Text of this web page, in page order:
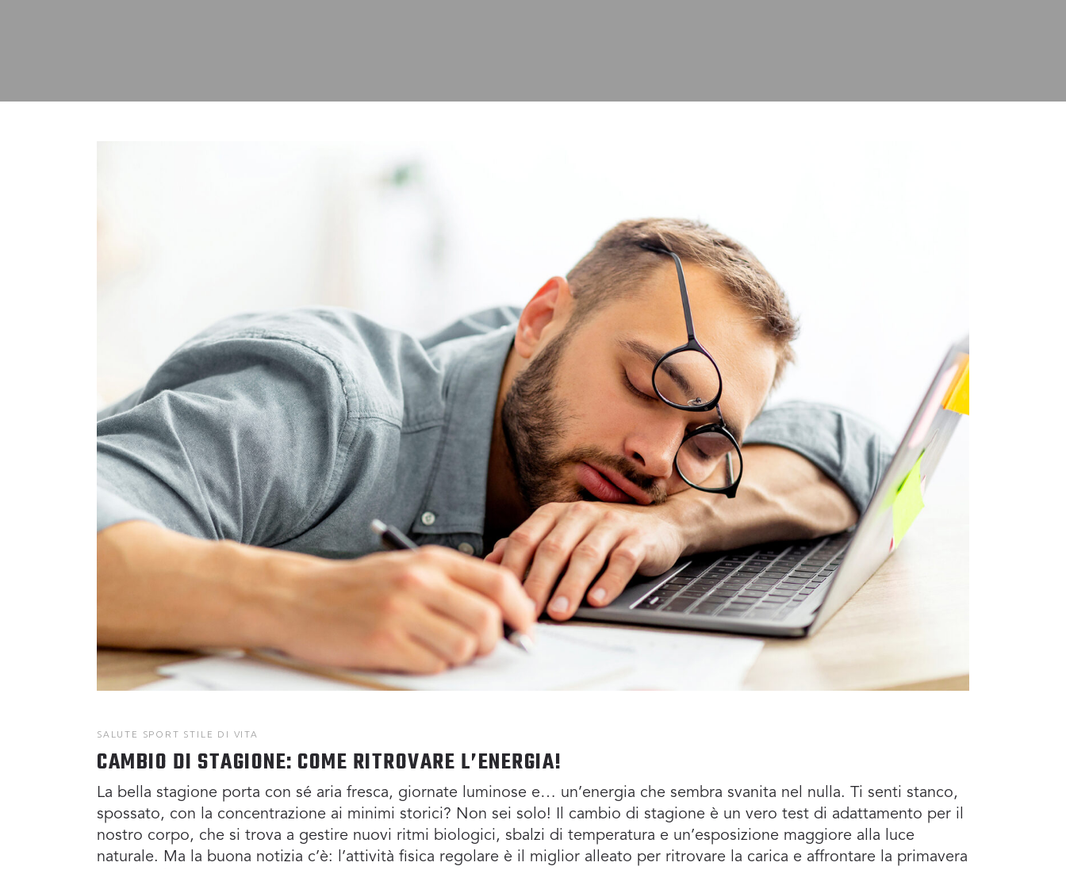
SALUTE SPORT STILE DI VITA
CAMBIO DI STAGIONE: COME RITROVARE L’ENERGIA!
La bella stagione porta con sé aria fresca, giornate luminose e… un’energia che sembra svanita nel nulla. Ti senti stanco,
spossato, con la concentrazione ai minimi storici? Non sei solo! Il cambio di stagione è un vero test di adattamento per il
nostro corpo, che si trova a gestire nuovi ritmi biologici, sbalzi di temperatura e un’esposizione maggiore alla luce
naturale. Ma la buona notizia c’è: l’attività fisica regolare è il miglior alleato per ritrovare la carica e affrontare la primavera